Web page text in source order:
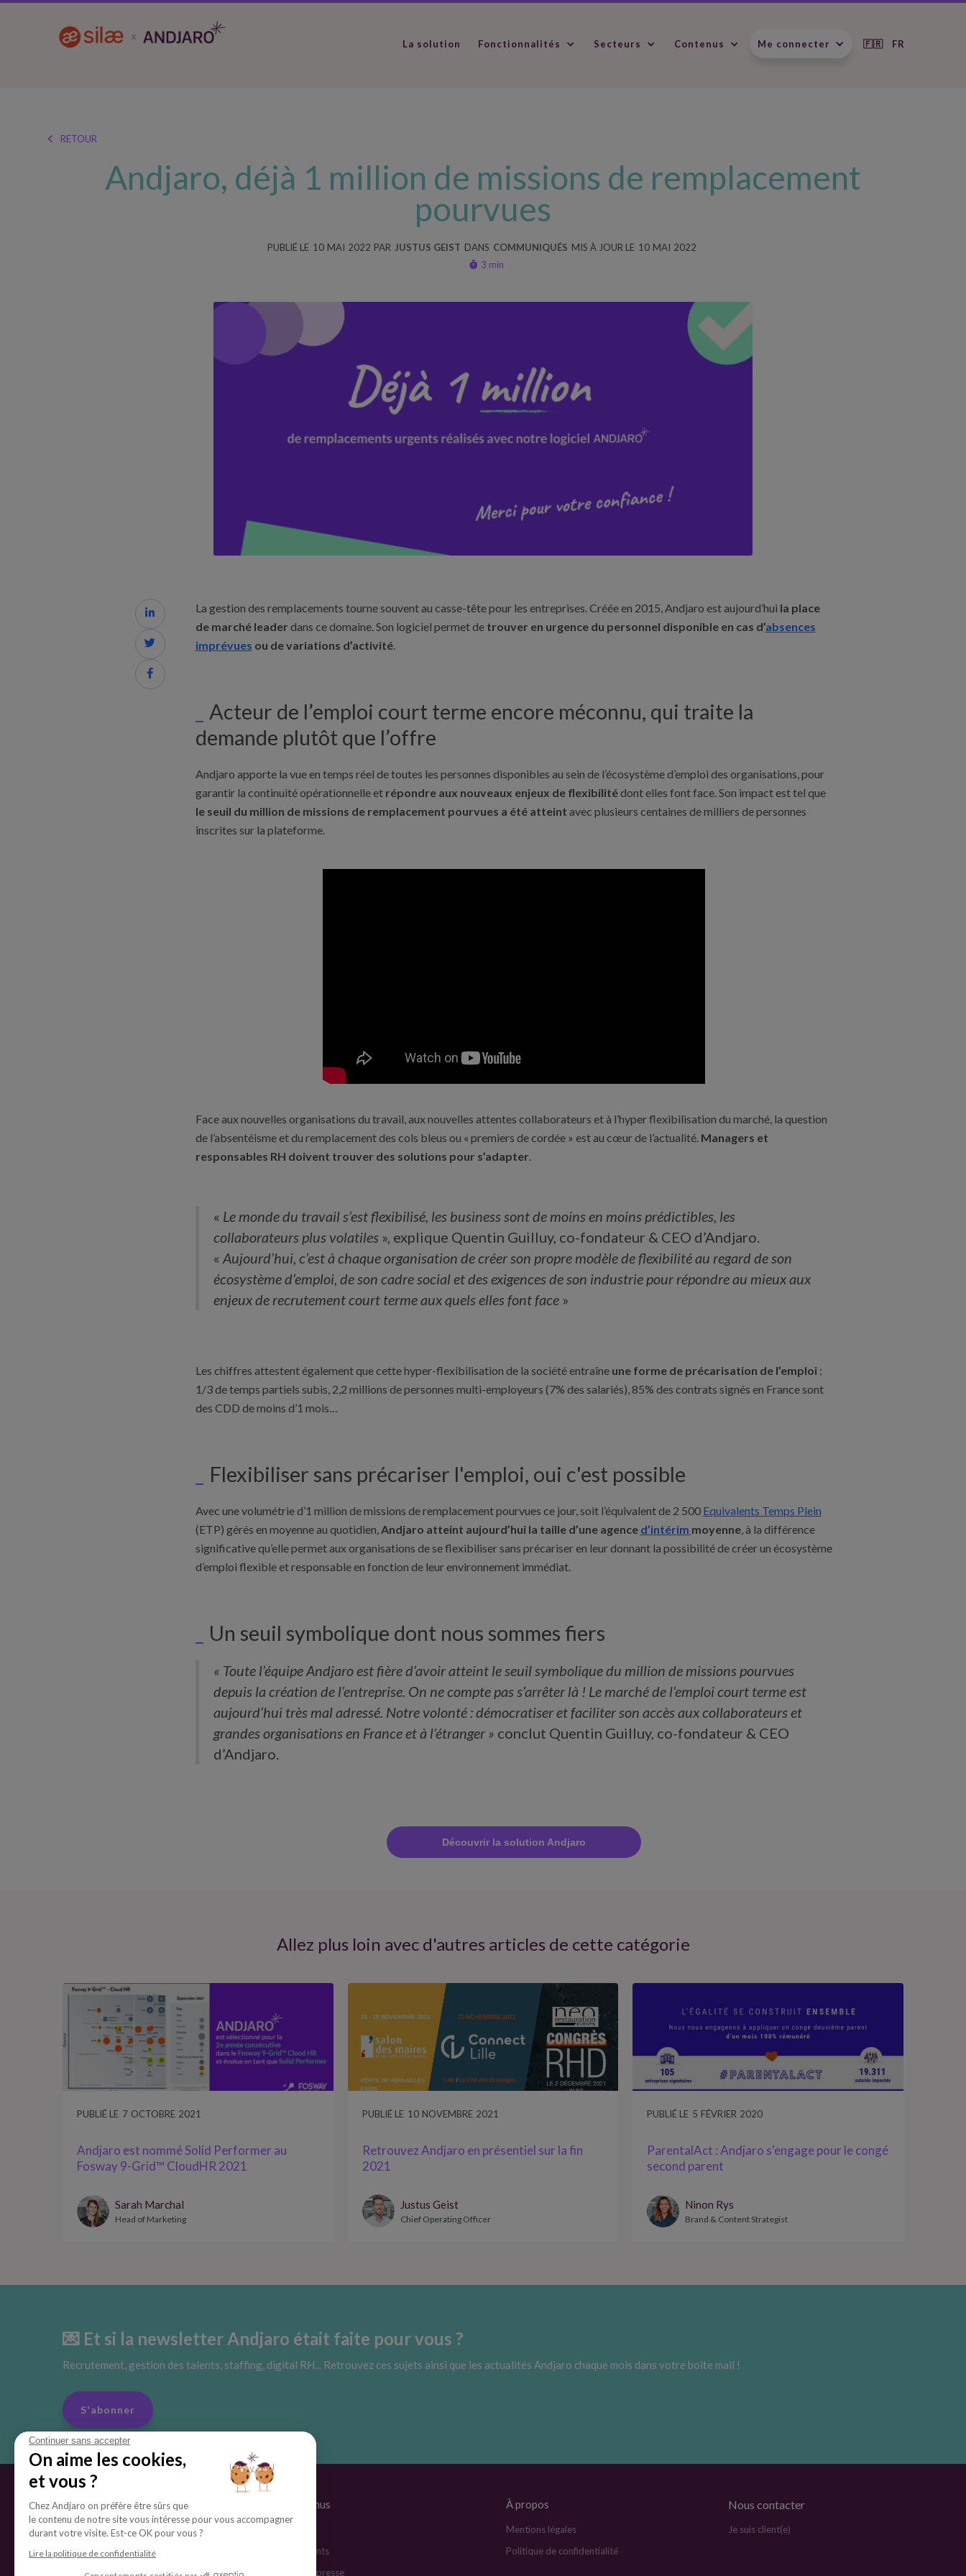
La solution Fonctionnalités Secteurs Contenus Me connecter 🇫🇷 FR
 RETOUR
Andjaro, déjà 1 million de missions de remplacement
pourvues
PUBLIÉ LE 10 MAI 2022 PAR JUSTUS GEIST DANS COMMUNIQUÉS MIS À JOUR LE 10 MAI 2022
 3 min



La gestion des remplacements tourne souvent au casse-tête pour les entreprises. Créée en 2015, Andjaro est aujourd’hui la place
de marché leader dans ce domaine. Son logiciel permet de trouver en urgence du personnel disponible en cas d’absences
imprévues ou de variations d’activité.
Acteur de l’emploi court terme encore méconnu, qui traite la
demande plutôt que l’offre
Andjaro apporte la vue en temps réel de toutes les personnes disponibles au sein de l’écosystème d’emploi des organisations, pour
garantir la continuité opérationnelle et répondre aux nouveaux enjeux de flexibilitédont elles font face. Son impact est tel que
le seuil du million de missions de remplacement pourvues a été atteint avec plusieurs centaines de milliers de personnes
inscrites sur la plateforme.
Face aux nouvelles organisations du travail, aux nouvelles attentes collaborateurs et à l’hyper flexibilisation du marché, la question
de l’absentéisme et du remplacement des cols bleus ou « premiers de cordée » est au cœur de l’actualité. Managers et
responsables RH doivent trouver des solutions pour s’adapter
« Le monde du travail s’est flexibilisé, les business sont de moins en moins prédictibles, les
collaborateurs plus volatiles», explique Quentin Guilluy, co-fondateur & CEO d’Andjaro.
« Aujourd’hui, c’est à chaque organisation de créer son propre modèle de flexibilité au regard de son
écosystème d’emploi, de son cadre social et des exigences de son industrie pour répondre au mieux aux
enjeux de recrutement court terme aux quels elles font face»
Les chiffres attestent également que cette hyper-flexibilisation de la société entraîne une forme de précarisation de l’emploi:
1/3 de temps partiels subis, 2,2 millions de personnes multi-employeurs (7% des salariés), 85% des contrats signés en France sont
des CDD de moins d’1 mois…
Flexibiliser sans précariser l'emploi, oui c'est possible
Avec une volumétrie d’1 million de missions de remplacement pourvues ce jour, soit l’équivalent de 2 500 Equivalents Temps Plein
(ETP) gérés en moyenne au quotidien, Andjaro atteint aujourd’hui la taille d’une agence d’intérim moyenne, à la différence
significative qu’elle permet aux organisations de se flexibiliser sans précariser en leur donnant la possibilité de créer un écosystème
d’emploi flexible et responsable en fonction de leur environnement immédiat.
Un seuil symbolique dont nous sommes fiers
« Toute l’équipe Andjaro est fière d’avoir atteint le seuil symbolique du million de missions pourvues
depuis la création de l’entreprise. On ne compte pas s’arrêter là ! Le marché de l’emploi court terme est
aujourd’hui très mal adressé. Notre volonté : démocratiser et faciliter son accès aux collaborateurs et
grandes organisations en France et à l’étranger » conclut Quentin Guilluy, co-fondateur & CEO
d’Andjaro.
Découvrir la solution Andjaro
Allez plus loin avec d'autres articles de cette catégorie
PUBLIÉ LE 7 OCTOBRE 2021
Andjaro est nommé Solid Performer au
Fosway 9-Grid™ CloudHR 2021
Sarah Marchal
Head of Marketing
PUBLIÉ LE 10 NOVEMBRE 2021
Retrouvez Andjaro en présentiel sur la fin
2021
Justus Geist
Chief Operating Officer
PUBLIÉ LE 5 FÉVRIER 2020
ParentalAct : Andjaro s'engage pour le congé
second parent
Ninon Rys
Brand & Content Strategist
💌 Et si la newsletter Andjaro était faite pour vous ?
Recrutement, gestion des talents, staffing, digital RH... Retrouvez ces sujets ainsi que les actualités Andjaro chaque mois dans votre boîte mail !
S'abonner
La solution Andjaro
Écosystème d'emploi externe
Tableaux de bord
Interfaces
Contenus
Cas clients
Espace presse
À propos
Mentions légales
Politique de confidentialité
Nous contacter
Je suis client(e)
Continuer sans accepter
On aime les cookies,
et vous ?
Chez Andjaro on préfère être sûrs que
le contenu de notre site vous intéresse pour vous accompagner
durant votre visite. Est-ce OK pour vous ?
Lire la politique de confidentialité